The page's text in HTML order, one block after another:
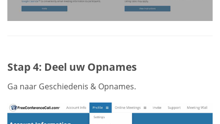
Stap 4: Deel uw Opnames
Ga naar Geschiedenis & Opnames.